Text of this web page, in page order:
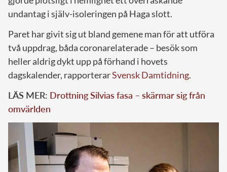
undantag i själv-isoleringen på Haga slott.
Paret har givit sig ut bland gemene man för att utföra
två uppdrag, båda coronarelaterade – besök som
heller aldrig dykt upp på förhand i hovets
dagskalender, rapporterarSvensk Damtidning.
LÄS MER: Drottning Silvias fasa – skärmar sig från
omvärlden